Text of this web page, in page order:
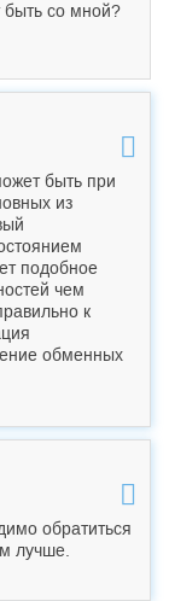
быть со мной?
быть при
из
подобное
чем
к
обменных
обратиться
лучше.